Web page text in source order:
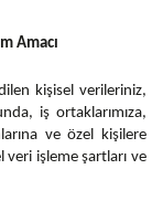
Amacı
kişisel verileriniz,
iş ortaklarımıza,
ve özel kişilere
işleme şartları ve